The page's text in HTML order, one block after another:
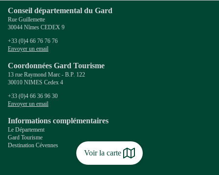
Voir la carte
Conseil départemental du Gard
Rue Guillemette
30044 Nîmes CEDEX 9
+33 (0)4 66 76 76 76
Envoyer un email
Coordonnées Gard Tourisme
13 rue Raymond Marc - B.P. 122
30010 NIMES Cedex 4
+33 (0)4 66 36 96 30
Envoyer un email
Informations complémentaires
Le Département
Gard Tourisme
Destination Cévennes